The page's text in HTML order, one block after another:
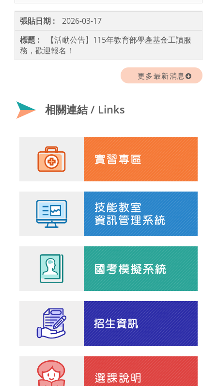
2026-03-17
【活動公告】115年教育部學產基金工讀服
務，歡迎報名！
更多最新消息
相關連結 / Links